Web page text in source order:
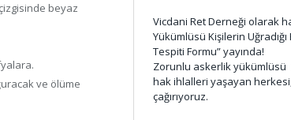
beyaz
ve ölüme
Vicdani Ret Derneği olarak
Yükümlüsü Kişilerin
Tespiti Formu” yayında!
Zorunlu askerlik yükümlüsü
hak ihlalleri yaşayan
çağırıyoruz.